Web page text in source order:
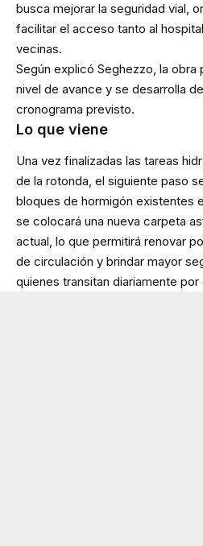
busca mejorar la seguridad vial,
facilitar el acceso tanto al
vecinas.
Según explicó Seghezzo, la obra
nivel de avance y se desarrolla
cronograma previsto.
Lo que viene
Una vez finalizadas las tareas
de la rotonda, el siguiente paso
bloques de hormigón existentes
se colocará una nueva carpeta
actual, lo que permitirá renovar
de circulación y brindar mayor
quienes transitan diariamente